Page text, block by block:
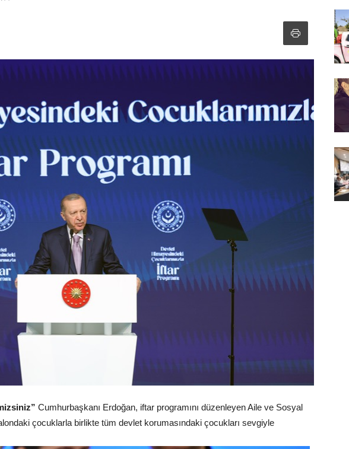
Cumhurbaşkanı Erdoğan, iftar programını düzenleyen Aile ve Sosyal
çocuklarla birlikte tüm devlet korumasındaki çocukları sevgiyle